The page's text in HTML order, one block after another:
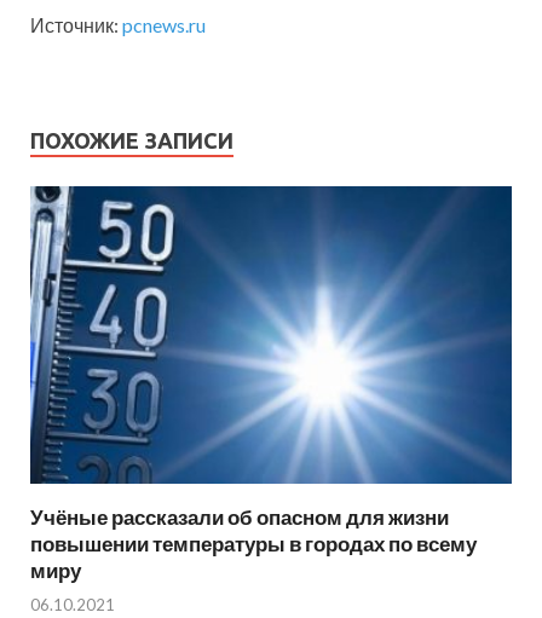
Источник: pcnews.ru
ПОХОЖИЕ ЗАПИСИ
Учёные рассказали об опасном для жизни
повышении температуры в городах по всему
миру
06.10.2021